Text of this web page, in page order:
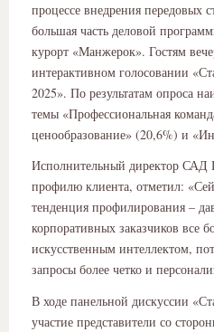
процессе внедрения
большая часть деловой
курорт «Манжерок». Гостям
интерактивном голосовании
2025». По результатам опроса
темы «Профессиональная
ценообразование» (20,6%) и
Исполнительный директор САД
профилю клиента, отметил:
тенденция профилирования –
корпоративных заказчиков все
искусственным интеллектом,
запросы более четко и
В ходе панельной дискуссии
участие представители со